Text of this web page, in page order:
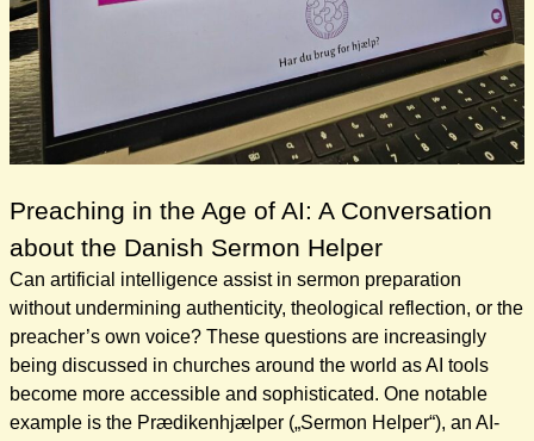
Preaching in the Age of AI: A Conversation
about the Danish Sermon Helper
Can artificial intelligence assist in sermon preparation
without undermining authenticity, theological reflection, or the
preacher’s own voice? These questions are increasingly
being discussed in churches around the world as AI tools
become more accessible and sophisticated. One notable
example is the Prædikenhjælper („Sermon Helper“), an AI-